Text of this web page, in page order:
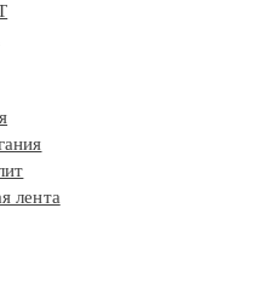
лента